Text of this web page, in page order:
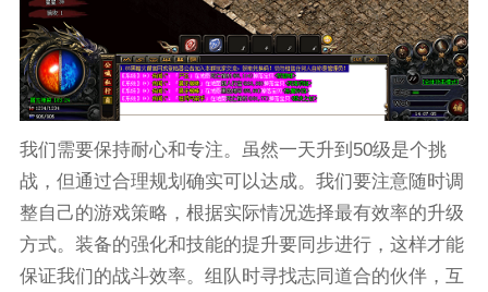
我们需要保持耐心和专注。虽然一天升到50级是个挑
战，但通过合理规划确实可以达成。我们要注意随时调
整自己的游戏策略，根据实际情况选择最有效率的升级
方式。装备的强化和技能的提升要同步进行，这样才能
保证我们的战斗效率。组队时寻找志同道合的伙伴，互